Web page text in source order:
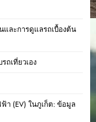
ละการดูแลรถเบื้องต้น
ถเที่ยวเอง
า (EV) ในภูเก็ต: ข้อมูล